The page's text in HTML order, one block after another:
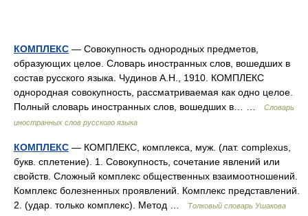
КОМПЛЕКС — Совокупность однородных предметов,
образующих целое. Словарь иностранных слов, вошедших в
состав русского языка. Чудинов А.Н., 1910. КОМПЛЕКС
однородная совокупность, рассматриваемая как одно целое.
Полный словарь иностранных слов, вошедших в… …
Словарь
иностранных слов русского языка
КОМПЛЕКС — КОМПЛЕКС, комплекса, муж. (лат. complexus,
букв. сплетение). 1. Совокупность, сочетание явлений или
свойств. Сложный комплекс общественных взаимоотношений.
Комплекс болезненных проявлений. Комплекс представлений.
2. (удар. только комплекс). Метод …
Толковый словарь Ушакова